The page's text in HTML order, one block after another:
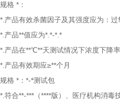
规格 *：
*.产品有效杀菌因子及其强度应为：过
*.产品**值应为*.*-*.*
*.产品在**℃**天测试情况下浓度下降
*.产品有效期应≥**个月
规格 *：*-*测试包
*.符合**-***（****版）、医疗机构消毒